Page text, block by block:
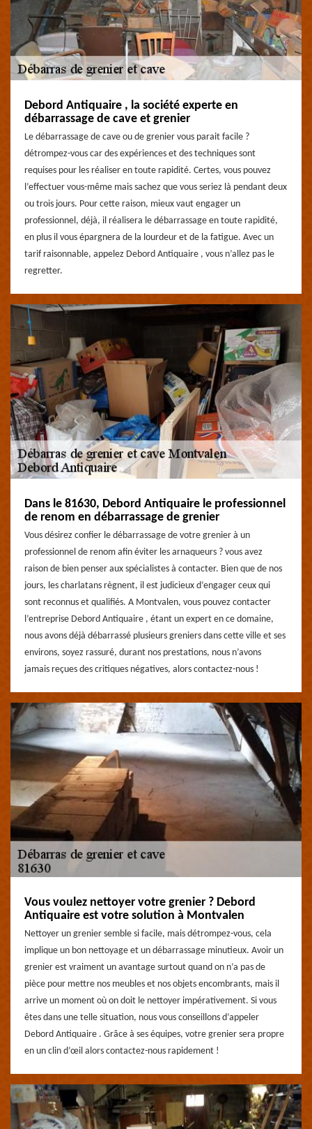
Debord Antiquaire , la société experte en
débarrassage de cave et grenier
Le débarrassage de cave ou de grenier vous parait facile ?
détrompez-vous car des expériences et des techniques sont
requises pour les réaliser en toute rapidité. Certes, vous pouvez
l’effectuer vous-même mais sachez que vous seriez là pendant deux
ou trois jours. Pour cette raison, mieux vaut engager un
professionnel, déjà, il réalisera le débarrassage en toute rapidité,
en plus il vous épargnera de la lourdeur et de la fatigue. Avec un
tarif raisonnable, appelez Debord Antiquaire , vous n’allez pas le
regretter.
Dans le 81630, Debord Antiquaire le professionnel
de renom en débarrassage de grenier
Vous désirez confier le débarrassage de votre grenier à un
professionnel de renom afin éviter les arnaqueurs ? vous avez
raison de bien penser aux spécialistes à contacter. Bien que de nos
jours, les charlatans règnent, il est judicieux d’engager ceux qui
sont reconnus et qualifiés. A Montvalen, vous pouvez contacter
l’entreprise Debord Antiquaire , étant un expert en ce domaine,
nous avons déjà débarrassé plusieurs greniers dans cette ville et ses
environs, soyez rassuré, durant nos prestations, nous n’avons
jamais reçues des critiques négatives, alors contactez-nous !
Vous voulez nettoyer votre grenier ? Debord
Antiquaire est votre solution à Montvalen
Nettoyer un grenier semble si facile, mais détrompez-vous, cela
implique un bon nettoyage et un débarrassage minutieux. Avoir un
grenier est vraiment un avantage surtout quand on n’a pas de
pièce pour mettre nos meubles et nos objets encombrants, mais il
arrive un moment où on doit le nettoyer impérativement. Si vous
êtes dans une telle situation, nous vous conseillons d’appeler
Debord Antiquaire . Grâce à ses équipes, votre grenier sera propre
en un clin d’œil alors contactez-nous rapidement !